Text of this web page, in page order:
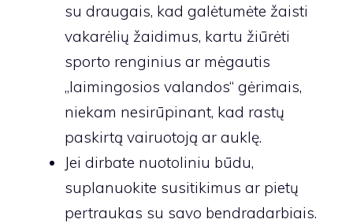
su draugais, kad galėtumėte žaisti
vakarėlių žaidimus, kartu žiūrėti
sporto renginius ar mėgautis
„laimingosios valandos“ gėrimais,
niekam nesirūpinant, kad rastų
paskirtą vairuotoją ar auklę.
Jei dirbate nuotoliniu būdu,
suplanuokite susitikimus ar pietų
pertraukas su savo bendradarbiais.